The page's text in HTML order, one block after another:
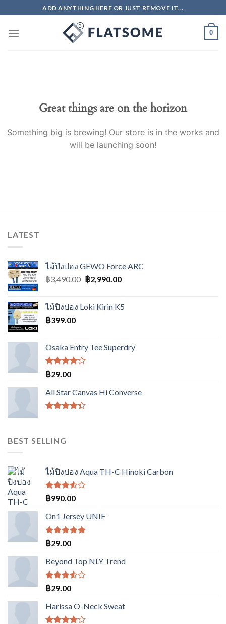
to
content
ADD ANYTHING HERE OR JUST REMOVE IT...
0
Great things are on the horizon
Something big is brewing! Our store is in the works and
will be launching soon!
LATEST
ไม้ปิงปอง GEWO Force ARC
฿3,490.00 Original
฿3,490.00.
฿2,990.00Current
฿2,990.00.
ไม้ปิงปอง Loki Kirin K5
฿399.00
Osaka Entry Tee Superdry
ให้
คะแนน
4.00
ตั้งแต่ 1-
5
฿29.00
All Star Canvas Hi Converse
ตั้งแต่ 1-5
BEST SELLING
ไม้ปิงปอง Aqua TH-C Hinoki Carbon
ให้
คะแนน
3.50
ตั้งแต่
1-5
฿990.00
On1 Jersey UNIF
ให้คะแนน
5.00
1-5
คะแนน
฿29.00
Beyond Top NLY Trend
ให้
คะแนน
3.50
ตั้งแต่
1-5
฿29.00
Harissa O-Neck Sweat